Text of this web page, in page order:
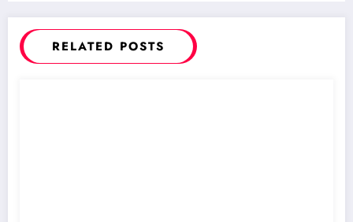
brillante élection comme député national de la
Ville de Bukavu
RELATED POSTS